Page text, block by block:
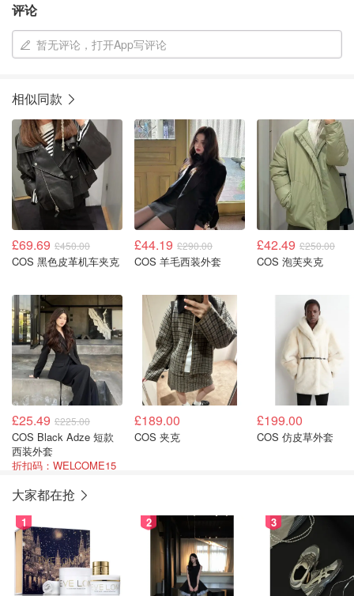
评论
暂无评论，打开App写评论
相似同款
£69.69 £450.00
COS 黑色皮革机车夹克
£44.19 £290.00
COS 羊毛西装外套
£42.49 £250.00
COS 泡芙夹克
£25.49 £225.00
COS Black Adze 短款
西装外套
折扣码：WELCOME15
£189.00
COS 夹克
£199.00
COS 仿皮草外套
大家都在抢
1 2 3